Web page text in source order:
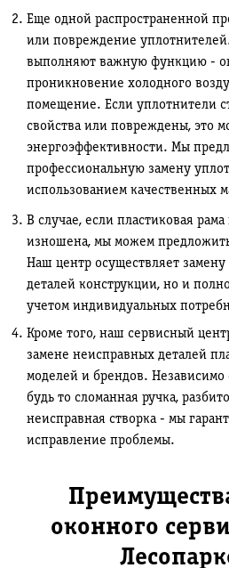
Еще одной распространенной
или повреждение
выполняют важную функцию -
проникновение холодного
помещение. Если уплотнители
свойства или повреждены, это
энергоэффективности. Мы
профессиональную замену
использованием качественных
В случае, если пластиковая
изношена, мы можем
Наш центр осуществляет замену
деталей конструкции, но и
учетом индивидуальных
Кроме того, наш сервисный
замене неисправных деталей
моделей и брендов.
будь то сломанная ручка,
неисправная створка - мы
исправление проблемы.
оконного